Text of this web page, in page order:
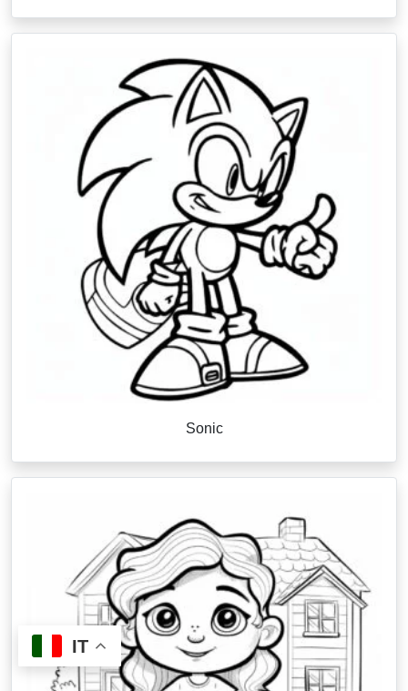
Sonic
IT